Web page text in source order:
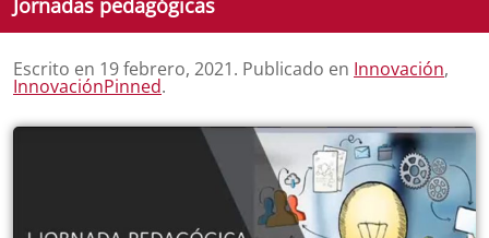
Jornadas pedagógicas
Escrito en 19 febrero, 2021. Publicado en Innovación,
InnovaciónPinned.